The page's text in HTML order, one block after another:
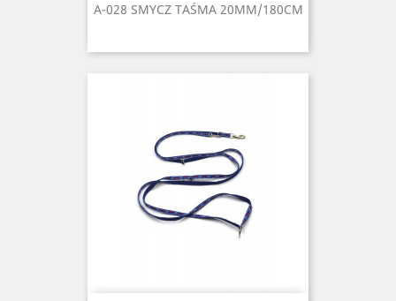
A-028 SMYCZ TAŚMA 20MM/180CM